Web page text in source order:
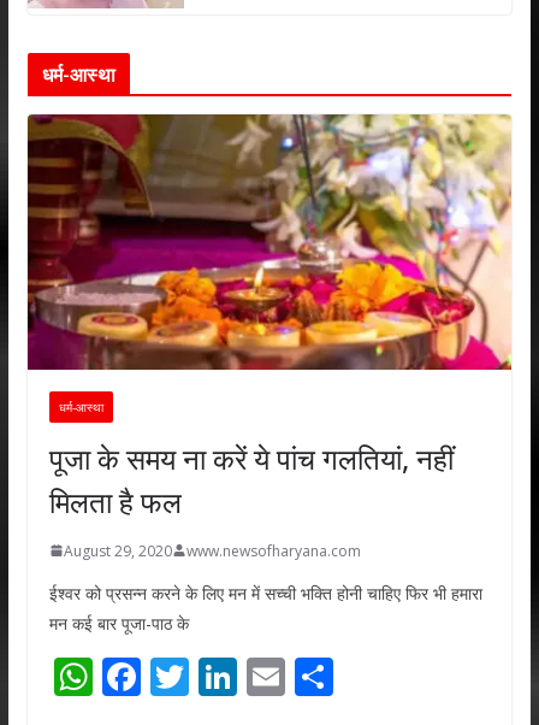
धर्म-आस्था
धर्म-आस्था
पूजा के समय ना करें ये पांच गलतियां, नहीं
मिलता है फल
August 29, 2020 www.newsofharyana.com
ईश्वर को प्रसन्न करने के लिए मन में सच्ची भक्ति होनी चाहिए फिर भी हमारा
मन कई बार पूजा-पाठ के
W F T Li E S